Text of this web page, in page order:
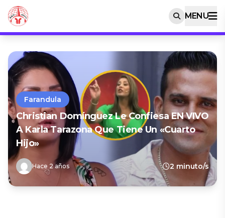
MENU
Farandula
Christian Domínguez Le Confiesa EN VIVO
A Karla Tarazona Que Tiene Un «cuarto
Hijo»
Hace 2 años 2 minuto/s